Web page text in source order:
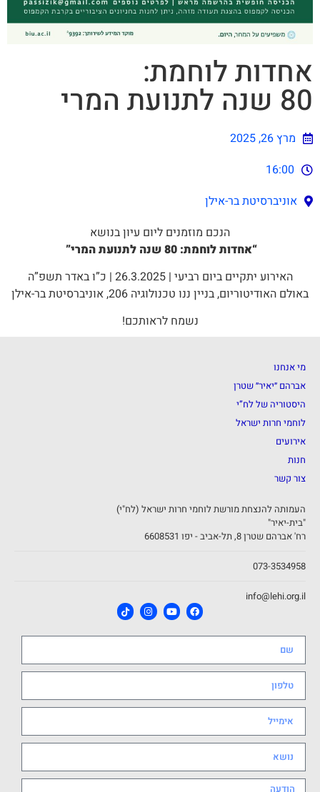
אחדות לוחמת:
80 שנה לתנועת המרי
מרץ 26, 2025
16:00
אוניברסיטת בר-אילן
הנכם מוזמנים ליום עיון בנושא
“אחדות לוחמת: 80 שנה לתנועת המרי”
האירוע יתקיים ביום רביעי | 26.3.2025 | כ”ו באדר תשפ”ה
באולם האודיטוריום, בניין ננו טכנולוגיה 206, אוניברסיטת בר-אילן
נשמח לראותכם!
מי אנחנו
אברהם ״יאיר״ שטרן
היסטוריה של לח”י
לוחמי חרות ישראל
אירועים
חנות
צור קשר
העמותה להנצחת מורשת לוחמי חרות ישראל (לח"י)
"בית-יאיר"
רח' אברהם שטרן 8, תל-אביב - יפו 6608531
073-3534958
info@lehi.org.il